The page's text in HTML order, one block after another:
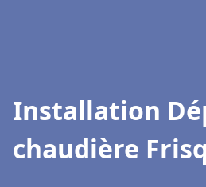
Installation
chaudière